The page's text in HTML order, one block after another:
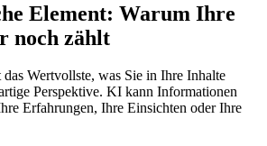
Element: Warum Ihre
noch zählt
das Wertvollste, was Sie in Ihre Inhalte
Perspektive. KI kann Informationen
Erfahrungen, Ihre Einsichten oder Ihre